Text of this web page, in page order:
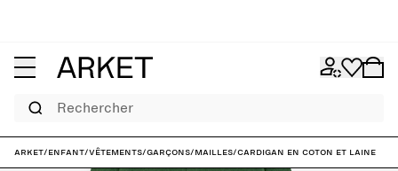
Rechercher
ARKET/Enfant/Vêtements/Garçons/Mailles/Cardigan en coton et laine